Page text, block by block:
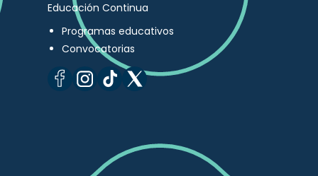
Educación Continua
Programas educativos
Convocatorias